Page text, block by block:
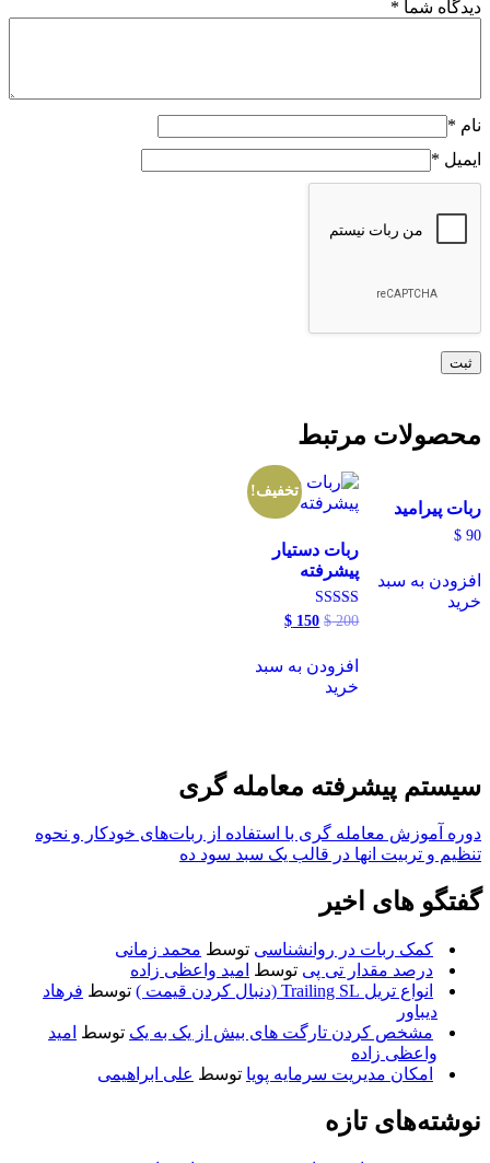
دیدگاه شما *
نام *
ایمیل *
محصولات مرتبط
ربات پیرامید
$ 90
افزودن به سبد
خرید
تخفیف!
ربات دستیار
پیشرفته
امتیاز
$200
قیمت
بود.
$ 150
قیمت
است.
افزودن به سبد
خرید
سیستم پیشرفته معامله گری
دوره آموزش معامله گری با استفاده از ربات‌های خودکار و نحوه
تنظیم و تربیت انها در قالب یک سبد سود ده
گفتگو های اخیر
کمک ربات در روانشناسی توسط محمد زمانی
درصد مقدار تی پی توسط امید واعظی زاده
انواع تریل Trailing SL (دنبال کردن قیمت )
توسط فرهاد
دیباور
مشخص کردن تارگت های بیش از یک به یک توسط امید
واعظی زاده
امکان مدیریت سرمایه پویا توسط علی ابراهیمی
نوشته‌های تازه